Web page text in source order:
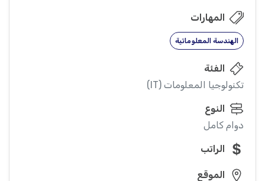
المهارات
الهندسة المعلوماتية
الفئة
تكنولوجيا المعلومات (IT)
النوع
دوام كامل
الراتب
الموقع